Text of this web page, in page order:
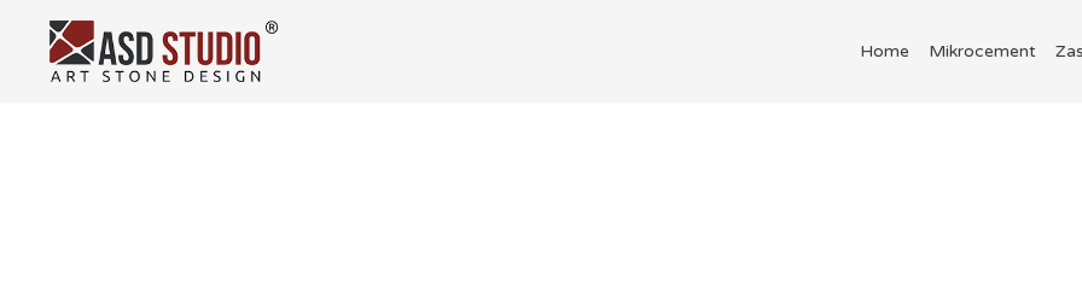
Home Mikrocement
aplikacja